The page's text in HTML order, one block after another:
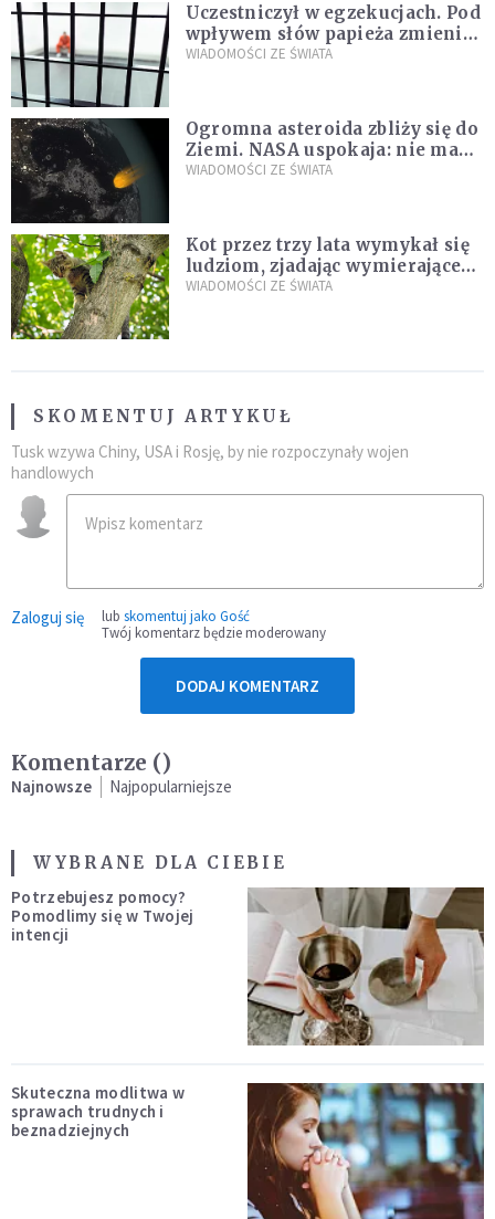
Uczestniczył w egzekucjach. Pod
wpływem słów papieża zmienił
zdanie
WIADOMOŚCI ZE ŚWIATA
Ogromna asteroida zbliży się do
Ziemi. NASA uspokaja: nie ma
zagrożenia
WIADOMOŚCI ZE ŚWIATA
Kot przez trzy lata wymykał się
ludziom, zjadając wymierające
kaczki. W końcu popełnił
WIADOMOŚCI ZE ŚWIATA
SKOMENTUJ ARTYKUŁ
Tusk wzywa Chiny, USA i Rosję, by nie rozpoczynały wojen
handlowych
Zaloguj się lub skomentuj jako Gość
Twój komentarz będzie moderowany
DODAJ KOMENTARZ
Komentarze ()
Najnowsze Najpopularniejsze
WYBRANE DLA CIEBIE
Potrzebujesz pomocy?
Pomodlimy się w Twojej
intencji
Skuteczna modlitwa w
sprawach trudnych i
beznadziejnych